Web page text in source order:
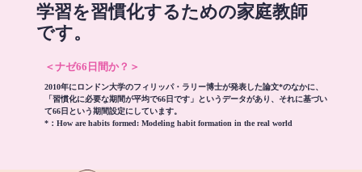
学習を習慣化するための家庭教師
です。
＜ナゼ66日間か？＞
2010年にロンドン大学のフィリッパ・ラリー博士が発表した論文*のなかに、
「習慣化に必要な期間が平均で66日です」というデータがあり、それに基づい
て66日という期間設定にしています。
*： How are habits formed: Modeling habit formation in the real world